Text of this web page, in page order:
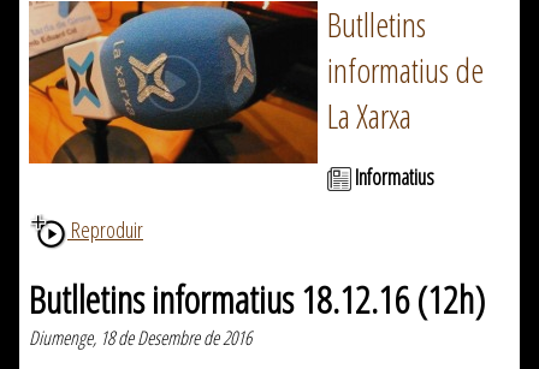
Butlletins
informatius de
La Xarxa
Informatius
Reproduir
Butlletins informatius 18.12.16 (12h)
Diumenge, 18 de Desembre de 2016